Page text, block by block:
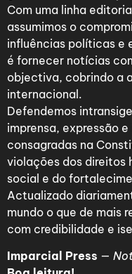
Com uma linha
assumimos o
influências políticas e
é fornecer notícias
objectiva, cobrindo a
internacional.
Defendemos
imprensa, expressão
consagradas na
violações dos direitos
social e do
Actualizado
mundo o que de mais
com credibilidade e
Imparcial Press —